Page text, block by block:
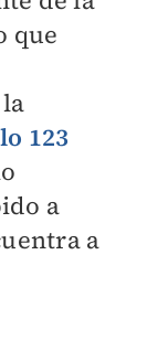
que
123
a
a